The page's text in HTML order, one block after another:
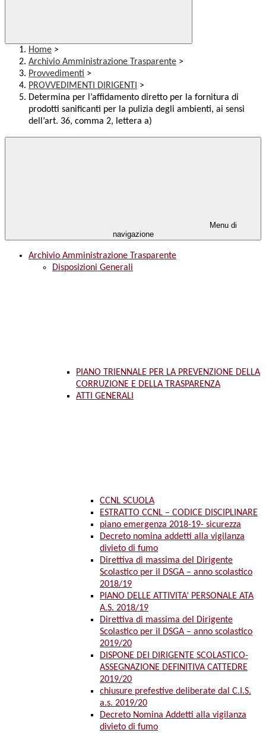
Home >
Archivio Amministrazione Trasparente >
Provvedimenti >
PROVVEDIMENTI DIRIGENTI >
Determina per l’affidamento diretto per la fornitura di
prodotti sanificanti per la pulizia degli ambienti, ai sensi
dell’art. 36, comma 2, lettera a)
Menu di
navigazione
Archivio Amministrazione Trasparente
Disposizioni Generali
PIANO TRIENNALE PER LA PREVENZIONE DELLA
CORRUZIONE E DELLA TRASPARENZA
ATTI GENERALI
CCNL SCUOLA
ESTRATTO CCNL – CODICE DISCIPLINARE
piano emergenza 2018-19- sicurezza
Decreto nomina addetti alla vigilanza
divieto di fumo
Direttiva di massima del Dirigente
Scolastico per il DSGA – anno scolastico
2018/19
PIANO DELLE ATTIVITA’ PERSONALE ATA
A.S. 2018/19
Direttiva di massima del Dirigente
Scolastico per il DSGA – anno scolastico
2019/20
DISPONE DEI DIRIGENTE SCOLASTICO-
ASSEGNAZIONE DEFINITIVA CATTEDRE
2019/20
chiusure prefestive deliberate dal C.I.S.
a.s. 2019/20
Decreto Nomina Addetti alla vigilanza
divieto di fumo